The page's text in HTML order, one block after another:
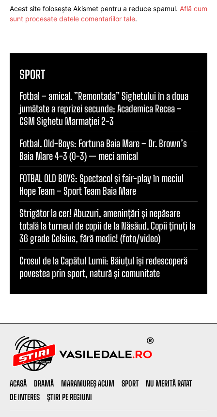
Acest site folosește Akismet pentru a reduce spamul. Află cum
sunt procesate datele comentariilor tale.
SPORT
Fotbal – amical. ”Remontada” Sighetului în a doua
jumătate a reprizei secunde: Academica Recea –
CSM Sighetu Marmației 2-3
Fotbal. Old-Boys: Fortuna Baia Mare – Dr. Brown’s
Baia Mare 4-3 (0-3) — meci amical
FOTBAL OLD BOYS: Spectacol și fair-play în meciul
Hope Team – Sport Team Baia Mare
Strigător la cer! Abuzuri, amenințări și nepăsare
totală la turneul de copii de la Năsăud. Copii ținuți la
36 grade Celsius, fără medic! (foto/video)
Crosul de la Capătul Lumii: Băiuțul își redescoperă
povestea prin sport, natură și comunitate
ACASĂ DRAMĂ MARAMUREȘ ACUM SPORT
NU MERITĂ RATAT
DE INTERES
ȘTIRI PE REGIUNI